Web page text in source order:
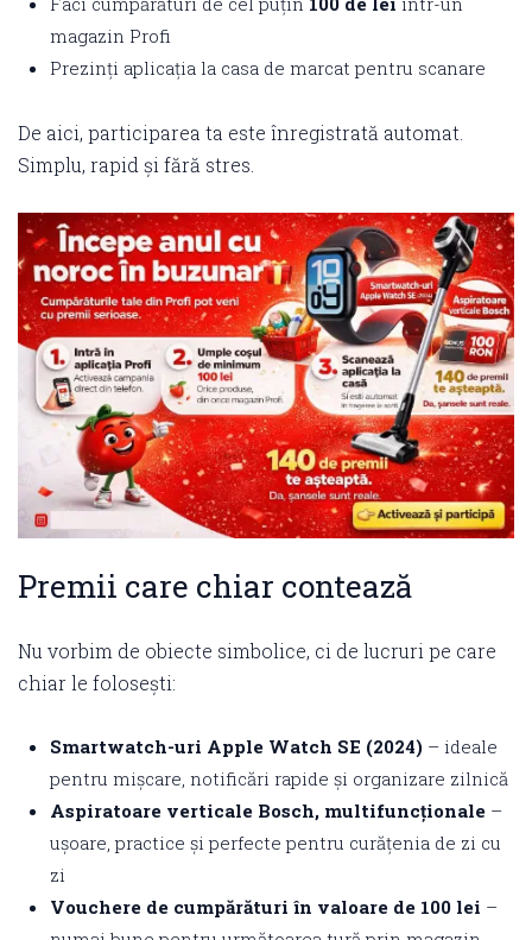
magazin Profi
Prezinți aplicația la casa de marcat pentru scanare
De aici, participarea ta este înregistrată automat.
Simplu, rapid și fără stres.
Premii care chiar contează
Nu vorbim de obiecte simbolice, ci de lucruri pe care
chiar le folosești:
Smartwatch-uri Apple Watch SE (2024) – ideale
pentru mișcare, notificări rapide și organizare zilnică
Aspiratoare verticale Bosch, multifuncționale –
ușoare, practice și perfecte pentru curățenia de zi cu
zi
Vouchere de cumpărături în valoare de 100 lei –